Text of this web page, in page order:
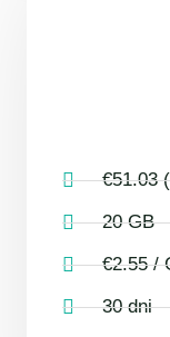
€51.03
20 GB
€2.55 /
30 dni